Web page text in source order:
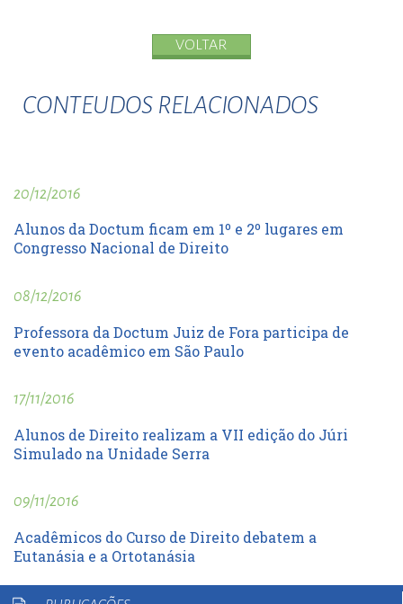
VOLTAR
CONTEUDOS RELACIONADOS
20/12/2016
Alunos da Doctum ficam em 1º e 2º lugares em
Congresso Nacional de Direito
08/12/2016
Professora da Doctum Juiz de Fora participa de
evento acadêmico em São Paulo
17/11/2016
Alunos de Direito realizam a VII edição do Júri
Simulado na Unidade Serra
09/11/2016
Acadêmicos do Curso de Direito debatem a
Eutanásia e a Ortotanásia